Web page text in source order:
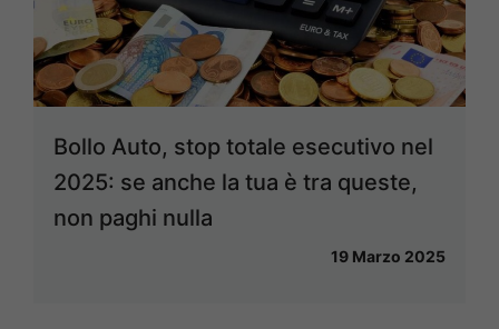
Bollo Auto, stop totale esecutivo nel
2025: se anche la tua è tra queste,
non paghi nulla
19 Marzo 2025